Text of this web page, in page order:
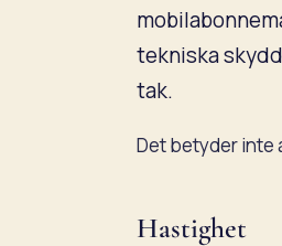
tekniska
tak.
Det betyder inte
Hastighet